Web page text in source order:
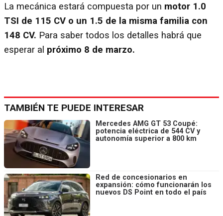
La mecánica estará compuesta por un motor 1.0
TSI de 115 CV o un 1.5 de la misma familia con
148 CV. Para saber todos los detalles habrá que
esperar al próximo 8 de marzo.
TAMBIÉN TE PUEDE INTERESAR
Mercedes AMG GT 53 Coupé:
potencia eléctrica de 544 CV y
autonomía superior a 800 km
Red de concesionarios en
expansión: cómo funcionarán los
nuevos DS Point en todo el país